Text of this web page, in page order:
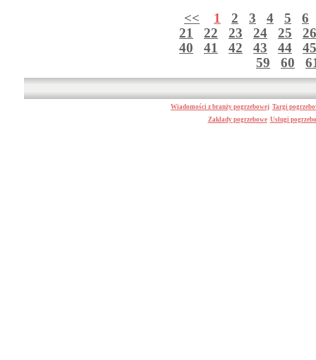
<< 1 2 3 4 5
6
21
22 23 24 25
26
40
41 42 43 44
45
59
60
Wiadomości z branży pogrzebowej Targi
Zakłady pogrzebowe Usługi